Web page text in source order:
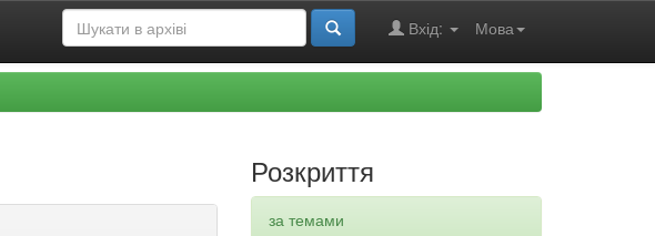
Мова
Вхід:
Розкриття
за темами